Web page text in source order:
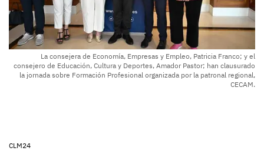
La consejera de Economía, Empresas y Empleo, Patricia Franco; y el
consejero de Educación, Cultura y Deportes, Amador Pastor; han clausurado
la jornada sobre Formación Profesional organizada por la patronal regional,
CECAM.
CLM24